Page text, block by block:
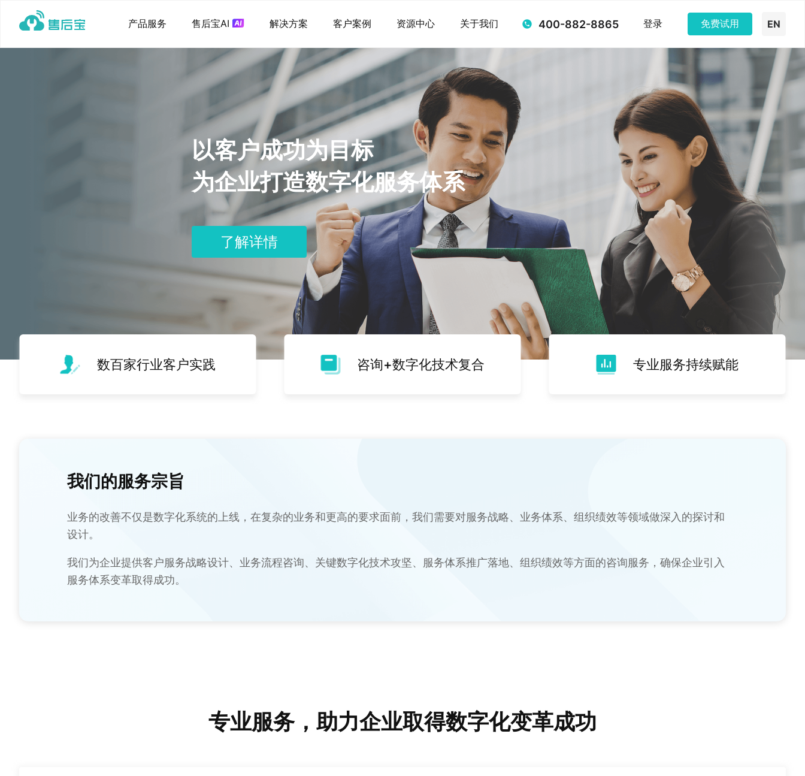
产品服务 售后宝AI 解决方案 客户案例 资源中心 关于我们 400-882-8865 登录 免费试用 EN
以客户成功为目标
为企业打造数字化服务体系
了解详情
数百家行业客户实践 咨询+数字化技术复合 专业服务持续赋能
我们的服务宗旨
业务的改善不仅是数字化系统的上线，在复杂的业务和更高的要求面前，我们需要对服务战略、业务体系、组织绩效等领域做深入的探讨和
设计。
我们为企业提供客户服务战略设计、业务流程咨询、关键数字化技术攻坚、服务体系推广落地、组织绩效等方面的咨询服务，确保企业引入
服务体系变革取得成功。
专业服务，助力企业取得数字化变革成功